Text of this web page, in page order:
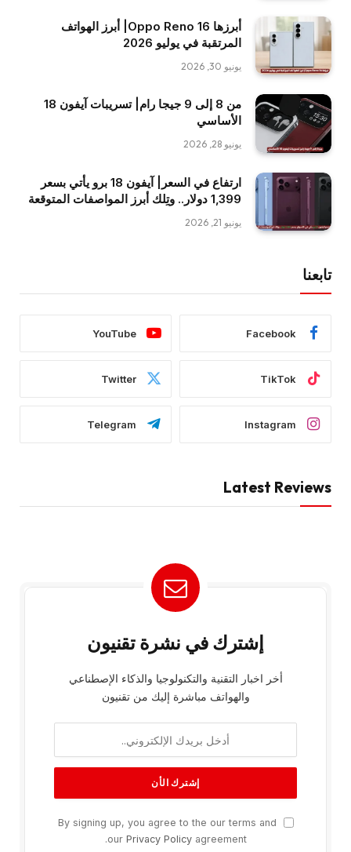
أبرزها Oppo Reno 16| أبرز الهواتف
المرتقبة في يوليو 2026
يونيو 30, 2026
من 8 إلى 9 جيجا رام| تسريبات آيفون 18
الأساسي
يونيو 28, 2026
ارتفاع في السعر| آيفون 18 برو يأتي بسعر
1,399 دولار.. وتِلك أبرز المواصفات المتوقعة
يونيو 21, 2026
تابعنا
Facebook
YouTube
TikTok
Twitter
Instagram
Telegram
Latest Reviews
إشترك في نشرة تقنيون
أخر اخبار التقنية والتكنولوجيا والذكاء الإصطناعي
والهواتف مباشرة إليك من تقنيون
By signing up, you agree to the our terms and
our Privacy Policyagreement.